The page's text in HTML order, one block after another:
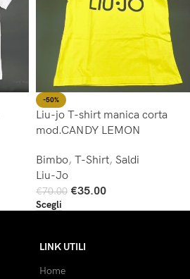
-50%
Liu-jo T-shirt manica corta
mod.CANDY LEMON
Bimbo, T-Shirt, Saldi
Liu-Jo
€70.00 €35.00
Scegli
LINK UTILI
Home